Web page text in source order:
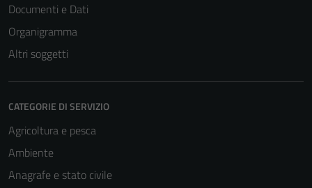
Documenti e Dati
Organigramma
Altri soggetti
CATEGORIE DI SERVIZIO
Agricoltura e pesca
Ambiente
Anagrafe e stato civile